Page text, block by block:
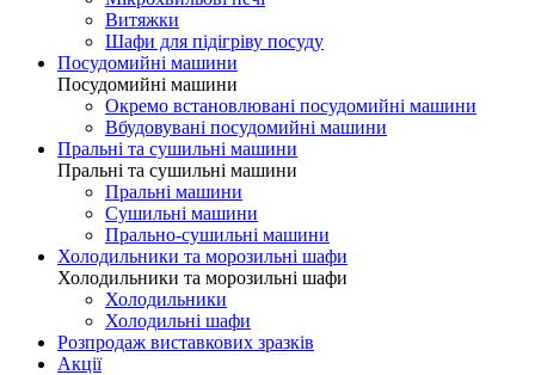
Витяжки
Шафи для підігріву посуду
Посудомийні машини
Посудомийні машини
Окремо встановлювані посудомийні машини
Вбудовувані посудомийні машини
Пральні та сушильні машини
Пральні та сушильні машини
Пральні машини
Сушильні машини
Прально-сушильні машини
Холодильники та морозильні шафи
Холодильники та морозильні шафи
Холодильники
Холодильні шафи
Розпродаж виставкових зразків
Акції